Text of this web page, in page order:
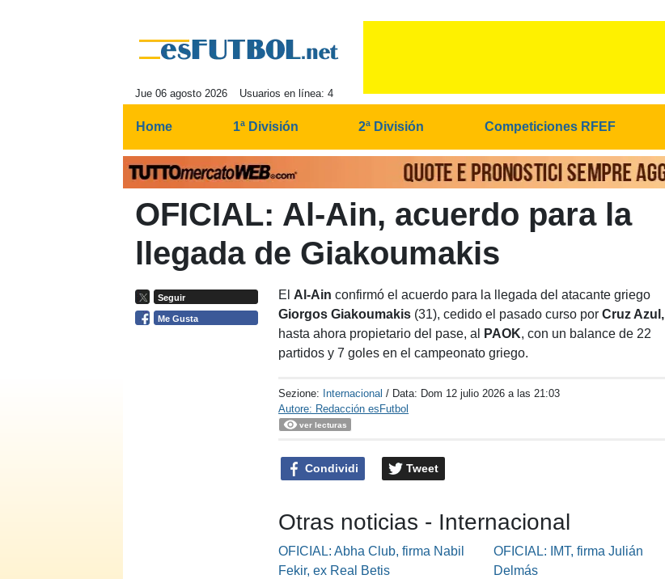
Jue 06 agosto 2026 Usuarios en línea: 4
Home 1ª División 2ª División Competiciones RFEF
OFICIAL: Al-Ain, acuerdo para la
llegada de Giakoumakis
Seguir
Me Gusta
El Al-Ain confirmó el acuerdo para la llegada del atacante griego
Giorgos Giakoumakis (31), cedido el pasado curso porCruz Azul,
hasta ahora propietario del pase, al
PAOK, con un balance de 22
partidos y 7 goles en el campeonato griego.
Sezione: Internacional / Data: Dom 12 julio 2026 a las 21:03
Autore: Redacción esFutbol
ver lecturas
Condividi Tweet
Otras noticias - Internacional
OFICIAL: Abha Club, firma Nabil
Fekir, ex Real Betis
OFICIAL: IMT, firma Julián
Delmás